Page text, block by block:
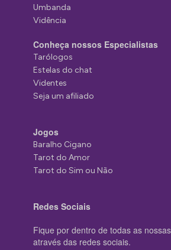
Umbanda
Vidência
Conheça nossos Especialistas
Tarólogos
Estelas do chat
Videntes
Seja um afiliado
Jogos
Baralho Cigano
Tarot do Amor
Tarot do Sim ou Não
Redes Sociais
Fique por dentro de todas as
através das redes sociais.